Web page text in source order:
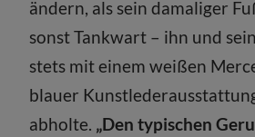
ändern, als sein damaliger
sonst Tankwart – ihn und
stets mit einem weißen
blauer
abholte. „Den typischen